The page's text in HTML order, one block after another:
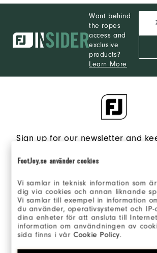
FootJoy.se använder cookies
Vi samlar in teknisk information som
dig via cookies och annan liknande
Vi samlar till exempel in information
du använder, operativsystemet och
dina enheter för att ansluta till
information om användningen av
sida finns i vårCookie Policy.
Want behind
the ropes
access and
exclusive
products?
Learn More
Sign up for our newsletter and
Privacy Policy
.